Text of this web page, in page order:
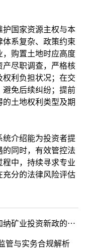
护国家资源主权与本
体系复杂、政策约束
，购置土地时应高度
产尽职调查，严格核
利负担状况；在交
避免后续纠纷；提前
土地权利类型及期
介绍能为投资者提
同时，有效管控法
中，持续寻求专业
充分的法律风险评估
政的挑战与应对（上）
管与实务合规解析